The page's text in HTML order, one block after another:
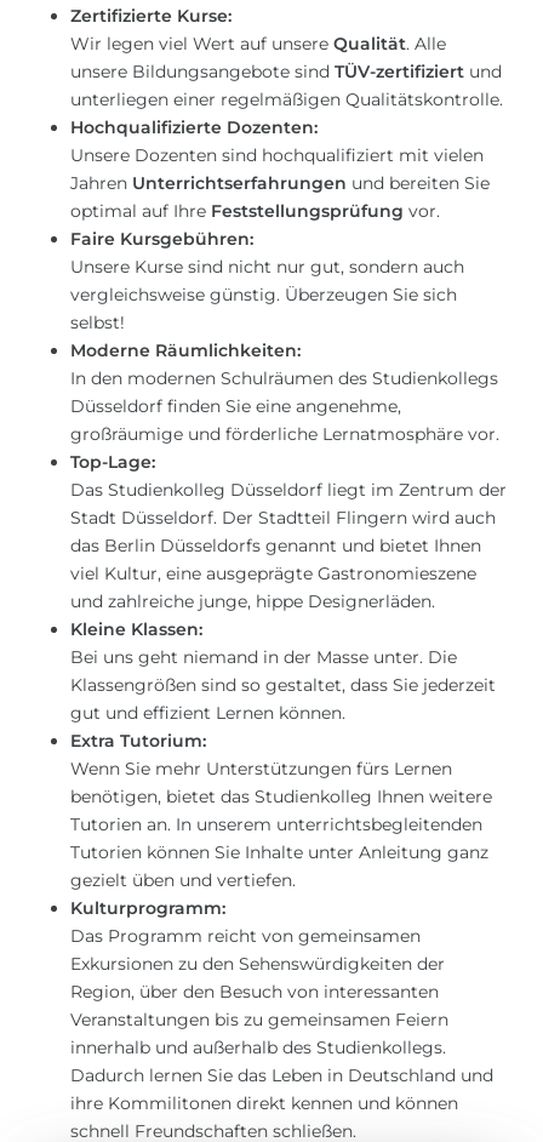
Zertifizierte Kurse:
Wir legen viel Wert auf unsere Qualität. Alle
unsere Bildungsangebote sind TÜV-zertifiziert und
unterliegen einer regelmäßigen Qualitätskontrolle.
Hochqualifizierte Dozenten:
Unsere Dozenten sind hochqualifiziert mit vielen
Jahren Unterrichtserfahrungen und bereiten Sie
optimal auf Ihre Feststellungsprüfung vor.
Faire Kursgebühren:
Unsere Kurse sind nicht nur gut, sondern auch
vergleichsweise günstig. Überzeugen Sie sich
selbst!
Moderne Räumlichkeiten:
In den modernen Schulräumen des Studienkollegs
Düsseldorf finden Sie eine angenehme,
großräumige und förderliche Lernatmosphäre vor.
Top-Lage:
Das Studienkolleg Düsseldorf liegt im Zentrum der
Stadt Düsseldorf. Der Stadtteil Flingern wird auch
das Berlin Düsseldorfs genannt und bietet Ihnen
viel Kultur, eine ausgeprägte Gastronomieszene
und zahlreiche junge, hippe Designerläden.
Kleine Klassen:
Bei uns geht niemand in der Masse unter. Die
Klassengrößen sind so gestaltet, dass Sie jederzeit
gut und effizient Lernen können.
Extra Tutorium:
Wenn Sie mehr Unterstützungen fürs Lernen
benötigen, bietet das Studienkolleg Ihnen weitere
Tutorien an. In unserem unterrichtsbegleitenden
Tutorien können Sie Inhalte unter Anleitung ganz
gezielt üben und vertiefen.
Kulturprogramm:
Das Programm reicht von gemeinsamen
Exkursionen zu den Sehenswürdigkeiten der
Region, über den Besuch von interessanten
Veranstaltungen bis zu gemeinsamen Feiern
innerhalb und außerhalb des Studienkollegs.
Dadurch lernen Sie das Leben in Deutschland und
ihre Kommilitonen direkt kennen und können
schnell Freundschaften schließen.